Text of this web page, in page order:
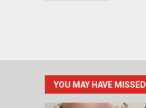
YOU MAY HAVE MISSED